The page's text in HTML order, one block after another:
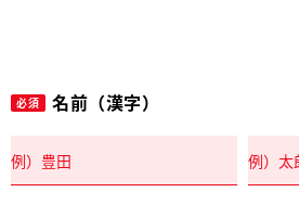
必須 名前（漢字）